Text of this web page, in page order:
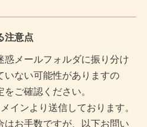
注意点
惑メールフォルダに振り分け
いない可能性がありますの
ご確認ください。
インより送信しております。
はお手数ですが、以下お問い